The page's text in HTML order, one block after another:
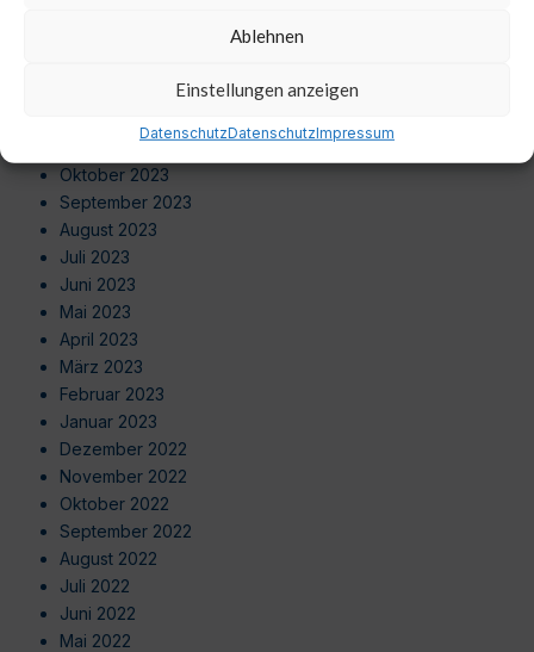
Ablehnen
Einstellungen anzeigen
DatenschutzDatenschutzImpressum
November 2023
Oktober 2023
September 2023
August 2023
Juli 2023
Juni 2023
Mai 2023
April 2023
März 2023
Februar 2023
Januar 2023
Dezember 2022
November 2022
Oktober 2022
September 2022
August 2022
Juli 2022
Juni 2022
Mai 2022